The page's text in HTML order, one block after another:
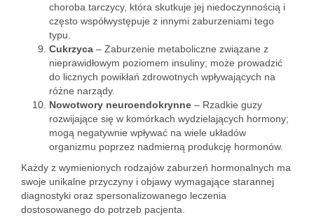
choroba tarczycy, która skutkuje jej niedoczynnością i
często współwystępuje z innymi zaburzeniami tego
typu.
Cukrzyca – Zaburzenie metaboliczne związane z
nieprawidłowym poziomem insuliny; może prowadzić
do licznych powikłań zdrowotnych wpływających na
różne narządy.
Nowotwory neuroendokrynne – Rzadkie guzy
rozwijające się w komórkach wydzielających hormony;
mogą negatywnie wpływać na wiele układów
organizmu poprzez nadmierną produkcję hormonów.
Każdy z wymienionych rodzajów zaburzeń hormonalnych ma
swoje unikalne przyczyny i objawy wymagające starannej
diagnostyki oraz spersonalizowanego leczenia
dostosowanego do potrzeb pacjenta.